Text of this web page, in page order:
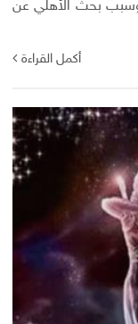
وسبب بحث الأهلي عن
أكمل القراءة